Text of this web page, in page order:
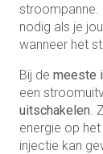
nodig als je
wanneer het
Bij de meeste
een
uitschakelen
energie op
injectie kan